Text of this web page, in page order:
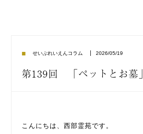
■ せいぶれいえんコラム 2026/05/19
第139回 「ペットとお墓」
こんにちは、西部霊苑です。